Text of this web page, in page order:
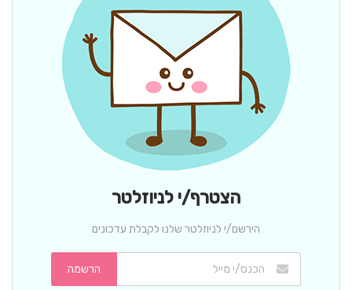
הצטרף/י לניוזלטר
הירשם/י לניוזלטר שלנו לקבלת עדכונים
הרשמה